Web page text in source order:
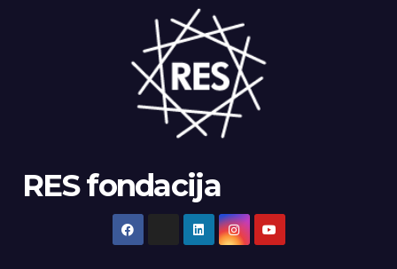
RES fondacija